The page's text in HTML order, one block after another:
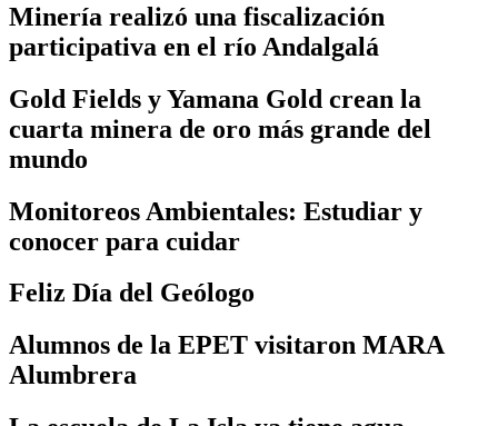
Minería realizó una fiscalización
participativa en el río Andalgalá
Gold Fields y Yamana Gold crean la
cuarta minera de oro más grande del
mundo
Monitoreos Ambientales: Estudiar y
conocer para cuidar
Feliz Día del Geólogo
Alumnos de la EPET visitaron MARA
Alumbrera